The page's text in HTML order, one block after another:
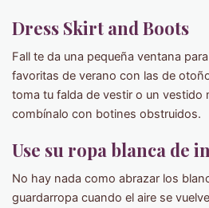
Dress Skirt and Boots
Fall te da una pequeña ventana
favoritas de verano con las de
toma tu falda de vestir o un vestido
combínalo con botines obstruidos.
Use su ropa blanca de
No hay nada como abrazar los
guardarropa cuando el aire se